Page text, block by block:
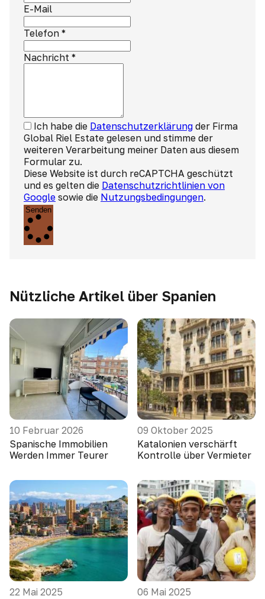
E-Mail
Telefon *
Nachricht *
Ich habe die Datenschutzerklärung der Firma
Global Riel Estate gelesen und stimme der
weiteren Verarbeitung meiner Daten aus diesem
Formular zu.
Diese Website ist durch reCAPTCHA geschützt
und es gelten die Datenschutzrichtlinien von
Google sowie die Nutzungsbedingungen.
Senden
Nützliche Artikel über Spanien
10 Februar 2026
Spanische Immobilien
Werden Immer Teurer
09 Oktober 2025
Katalonien verschärft
Kontrolle über Vermieter
22 Mai 2025
06 Mai 2025